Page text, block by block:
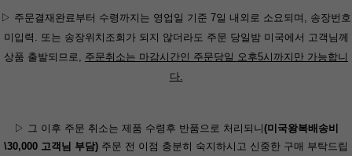
▷ 주문결재완료부터 수령까지는 영업일 기준 7일 내외로 소요되며, 송장번호
미입력. 또는 송장위치조회가 되지 않더라도 주문 당일밤 미국에서 고객님께
상품 출발되므로, 주문취소는 마감시간인 주문당일 오후5시까지만 가능합니
다.
▷ 그 이후 주문 취소는 제품 수령후 반품으로 처리되니 (미국왕복배송비
\30,000 고객님 부담) 주문 전 이점 충분히 숙지하시고 신중한 구매 부탁드립